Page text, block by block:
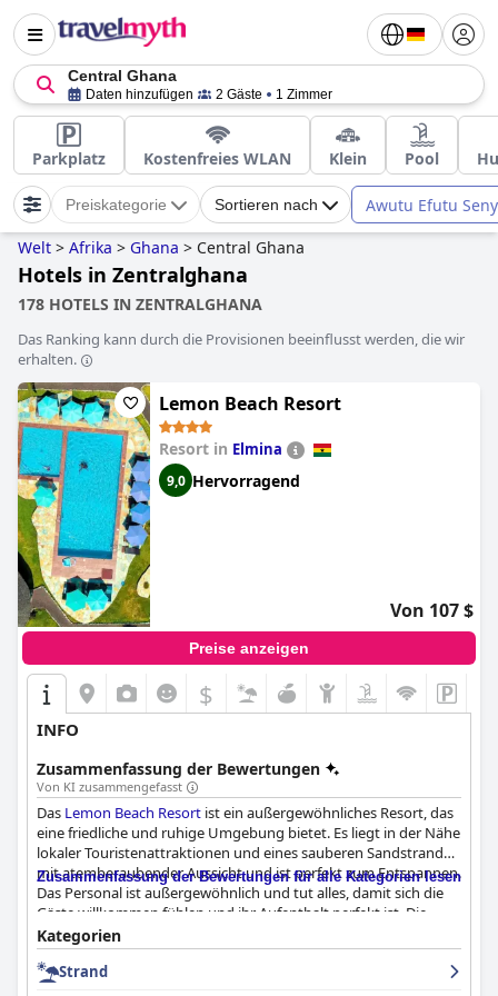
Central Ghana
Daten hinzufügen 2 Gäste 1 Zimmer
Parkplatz Kostenfreies WLAN Klein Pool
Preiskategorie Sortieren nach Awutu Efutu
Welt > Afrika > Ghana > Central Ghana
Hotels in Zentralghana
178 HOTELS IN ZENTRALGHANA
Das Ranking kann durch die Provisionen beeinflusst werden, die wir
erhalten.
Lemon Beach Resort
Resort in Elmina
9,0 Hervorragend
Von 107 $
Preise anzeigen
$
INFO
Zusammenfassung der Bewertungen
Von KI zusammengefasst
Das Lemon Beach Resort ist ein außergewöhnliches Resort, das
eine friedliche und ruhige Umgebung bietet. Es liegt in der Nähe
lokaler Touristenattraktionen und eines sauberen Sandstrandes
mit atemberaubender Aussicht und ist perfekt zum Entspannen.
Das Personal ist außergewöhnlich und tut alles, damit sich die
Gäste willkommen fühlen und ihr Aufenthalt perfekt ist. Die
Gäste schwärmten von der Sauberkeit der Anlage und liebten
es, Zeit im erfrischenden Pool zu verbringen. Die Zimmer sind
komfortabel, gut ausgestattet und schön eingerichtet und
Zusammenfassung der Bewertungen für alle Kategorien lesen
Kategorien
Strand